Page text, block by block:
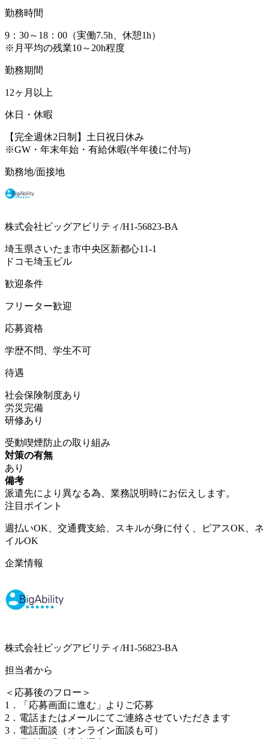
勤務時間
9：30～18：00（実働7.5h、休憩1h）
※月平均の残業10～20h程度
勤務期間
12ヶ月以上
休日・休暇
【完全週休2日制】土日祝日休み
※GW・年末年始・有給休暇(半年後に付与)
勤務地/面接地
株式会社ビッグアビリティ/H1-56823-BA
埼玉県さいたま市中央区新都心11-1
ドコモ埼玉ビル
歓迎条件
フリーター歓迎
応募資格
学歴不問、学生不可
待遇
社会保険制度あり
労災完備
研修あり
受動喫煙防止の取り組み
対策の有無
あり
備考
派遣先により異なる為、業務説明時にお伝えします。
注目ポイント
週払いOK、交通費支給、スキルが身に付く、ピアスOK、ネ
イルOK
企業情報
株式会社ビッグアビリティ/H1-56823-BA
担当者から
＜応募後のフロー＞
1．「応募画面に進む」よりご応募
2．電話またはメールにてご連絡させていただきます
3．電話面談（オンライン面談も可）